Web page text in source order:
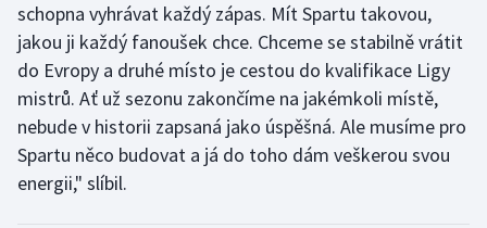
schopna vyhrávat každý zápas. Mít Spartu takovou,
jakou ji každý fanoušek chce. Chceme se stabilně vrátit
do Evropy a druhé místo je cestou do kvalifikace Ligy
mistrů. Ať už sezonu zakončíme na jakémkoli místě,
nebude v historii zapsaná jako úspěšná. Ale musíme pro
Spartu něco budovat a já do toho dám veškerou svou
energii," slíbil.